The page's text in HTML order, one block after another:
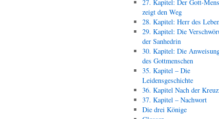
27. Kapitel: Der Gott-
zeigt den Weg
28. Kapitel: Herr des
29. Kapitel: Die
der Sanhedrin
30. Kapitel: Die
des Gottmenschen
35. Kapitel – Die
Leidensgeschichte
36. Kapitel Nach der
37. Kapitel – Nachwort
Die drei Könige